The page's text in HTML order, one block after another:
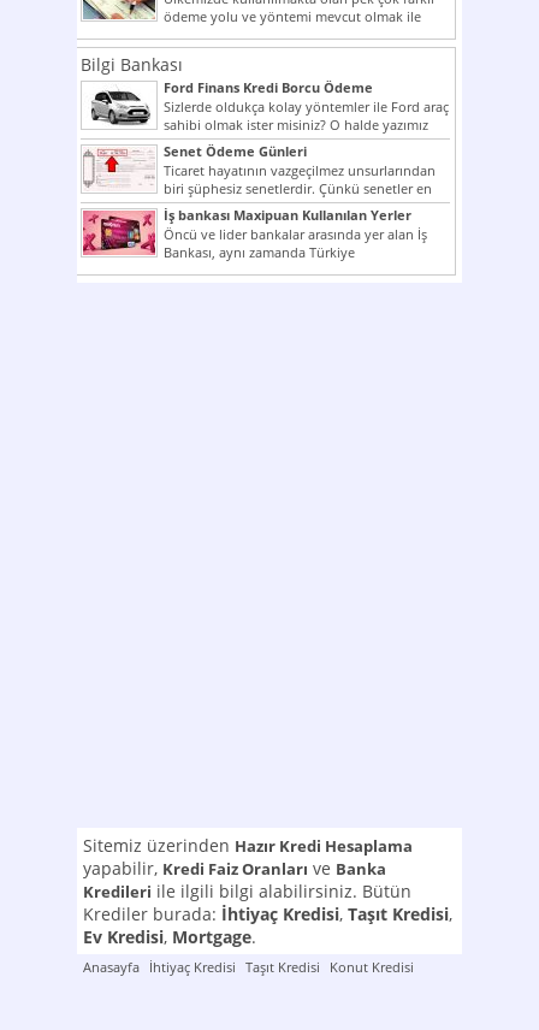
ödeme yolu ve yöntemi mevcut olmak ile
beraber bunlar...
Bilgi Bankası
Ford Finans Kredi Borcu Ödeme
Sizlerde oldukça kolay yöntemler ile Ford araç
sahibi olmak ister misiniz? O halde yazımız
ilginizi...
Senet Ödeme Günleri
Ticaret hayatının vazgeçilmez unsurlarından
biri şüphesiz senetlerdir. Çünkü senetler en
çok kullanılan ödeme araçlarıdır. Taksitler...
İş bankası Maxipuan Kullanılan Yerler
Öncü ve lider bankalar arasında yer alan İş
Bankası, aynı zamanda Türkiye
Cumhuriyeti’nin ilk milli...
Sitemiz üzerinden Hazır Kredi Hesaplama
yapabilir, Kredi Faiz Oranları ve Banka
Kredileri ile ilgili bilgi alabilirsiniz. Bütün
Krediler burada: İhtiyaç Kredisi, Taşıt Kredisi,
Ev Kredisi, Mortgage.
Anasayfa İhtiyaç Kredisi Taşıt Kredisi Konut Kredisi